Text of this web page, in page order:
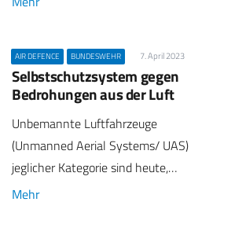
AIR DEFENCE BUNDESWEHR 7. April 2023
Selbstschutzsystem gegen
Bedrohungen aus der Luft
Unbemannte Luftfahrzeuge
(Unmanned Aerial Systems/ UAS)
jeglicher Kategorie sind heute,…
Mehr